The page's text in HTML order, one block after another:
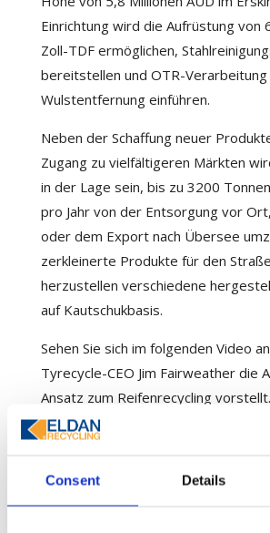
Consent Details
Einrichtung wird die Aufrüstung von
Zoll-TDF ermöglichen,
bereitstellen und OTR-Verarbeitung
Wulstentfernung einführen.
Neben der Schaffung neuer
Zugang zu vielfältigeren Märkten
in der Lage sein, bis zu 3200
pro Jahr von der Entsorgung vor
oder dem Export nach Übersee
zerkleinerte Produkte für den
herzustellen verschiedene
auf Kautschukbasis.
Sehen Sie sich im folgenden Video
Tyrecycle-CEO Jim Fairweather die
Ansatz zum Reifenrecycling vorstellt.